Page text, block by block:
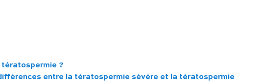
tératospermie ?
entre la tératospermie sévère et la tératospermie